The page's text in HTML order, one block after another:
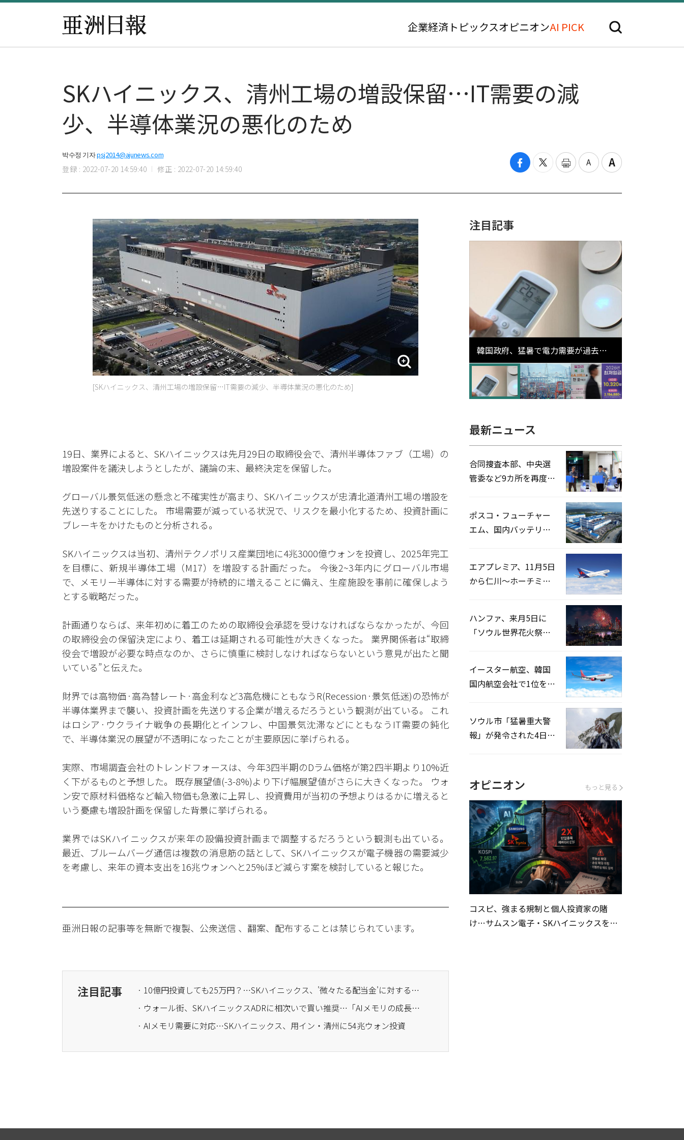
企業経済 トピックスオピニオンAI PICK
SKハイニックス、清州工場の増設保留…IT需要の減
少、半導体業況の悪化のため
박수정 기자psj2014@ajunews.com
登録 : 2022-07-20 14:59:40 修正 : 2022-07-20 14:59:40
[SKハイニックス、清州工場の増設保留…IT需要の減少、半導体業況の悪化のため]
19日、業界によると、SKハイニックスは先月29日の取締役会で、清州半導体ファブ（工場）の
増設案件を議決しようとしたが、議論の末、最終決定を保留した。
グローバル景気低迷の懸念と不確実性が高まり、SKハイニックスが忠清北道清州工場の増設を
先送りすることにした。 市場需要が減っている状況で、リスクを最小化するため、投資計画に
ブレーキをかけたものと分析される。
SKハイニックスは当初、清州テクノポリス産業団地に4兆3000億ウォンを投資し、2025年完工
を目標に、新規半導体工場（M17）を増設する計画だった。 今後2~3年内にグローバル市場
で、メモリー半導体に対する需要が持続的に増えることに備え、生産施設を事前に確保しよう
とする戦略だった。
計画通りならば、来年初めに着工のための取締役会承認を受けなければならなかったが、今回
の取締役会の保留決定により、着工は延期される可能性が大きくなった。 業界関係者は“取締
役会で増設が必要な時点なのか、さらに慎重に検討しなければならないという意見が出たと聞
いている”と伝えた。
財界では高物価·高為替レート·高金利など3高危機にともなうR(Recession·景気低迷)の恐怖が
半導体業界まで襲い、投資計画を先送りする企業が増えるだろうという観測が出ている。 これ
はロシア·ウクライナ戦争の長期化とインフレ、中国景気沈滞などにともなうIT需要の鈍化
で、半導体業況の展望が不透明になったことが主要原因に挙げられる。
実際、市場調査会社のトレンドフォースは、今年3四半期のDラム価格が第2四半期より10%近
く下がるものと予想した。 既存展望値(-3-8%)より下げ幅展望値がさらに大きくなった。 ウォ
ン安で原材料価格など輸入物価も急激に上昇し、投資費用が当初の予想よりはるかに増えると
いう憂慮も増設計画を保留した背景に挙げられる。
業界ではSKハイニックスが来年の設備投資計画まで調整するだろうという観測も出ている。
最近、ブルームバーグ通信は複数の消息筋の話として、SKハイニックスが電子機器の需要減少
を考慮し、来年の資本支出を16兆ウォンへと25%ほど減らす案を検討していると報じた。
亜洲日報の記事等を無断で複製、公衆送信 、翻案、配布することは禁じられています。
注目記事
· 10億円投資しても25万円？…SKハイニックス、'微々たる配当金'に対する世論
· ウォール街、SKハイニックスADRに相次いで買い推奨…「AIメモリの成長性に対して過小評価」
· AIメモリ需要に対応…SKハイニックス、用イン・清州に54兆ウォン投資
注目記事
韓国政府、猛暑で電力需要が過去最
高更新の可能性に需給対応体制を点
検
最新ニュース
合同捜査本部、中央選
管委など9カ所を再度家
ポスコ・フューチャー
エム、国内バッテリー
エアプレミア、11月5日
から仁川〜ホーチミン
ハンファ、来月5日に
「ソウル世界花火祭り
イースター航空、韓国
国内航空会社で1位を記
ソウル市「猛暑重大警
報」が発令された4日、
オピニオン もっと見る
コスピ、強まる規制と個人投資家の賭
け…サムスン電子・SKハイニックスを巡